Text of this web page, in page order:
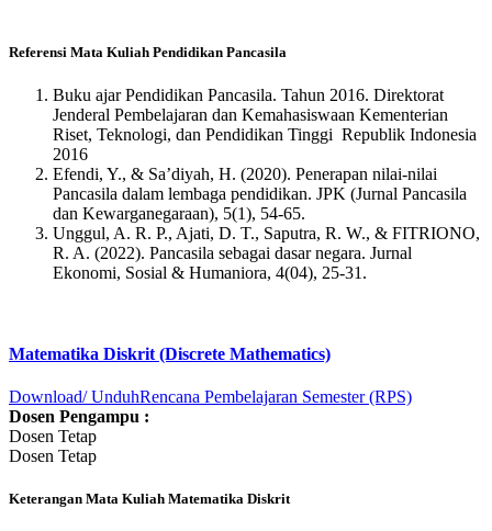
Referensi Mata Kuliah Pendidikan Pancasila
Buku ajar Pendidikan Pancasila. Tahun 2016. Direktorat
Jenderal Pembelajaran dan Kemahasiswaan Kementerian
Riset, Teknologi, dan Pendidikan Tinggi Republik Indonesia
2016
Efendi, Y., & Sa’diyah, H. (2020). Penerapan nilai-nilai
Pancasila dalam lembaga pendidikan. JPK (Jurnal Pancasila
dan Kewarganegaraan), 5(1), 54-65.
Unggul, A. R. P., Ajati, D. T., Saputra, R. W., & FITRIONO,
R. A. (2022). Pancasila sebagai dasar negara. Jurnal
Ekonomi, Sosial & Humaniora, 4(04), 25-31.
Matematika Diskrit (Discrete Mathematics)
Download/ UnduhRencana Pembelajaran Semester (RPS)
Dosen Pengampu :
Dosen Tetap
Dosen Tetap
Keterangan Mata Kuliah Matematika Diskrit